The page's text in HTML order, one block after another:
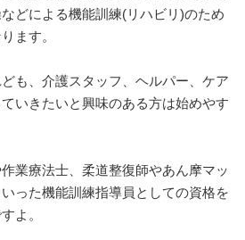
どによる機能訓練(リハビリ)のため
ます。
も、介護スタッフ、ヘルパー、ケア
いきたいと興味のある方は始めやす
業療法士、柔道整復師やあん摩マッ
った機能訓練指導員としての資格を
よ。